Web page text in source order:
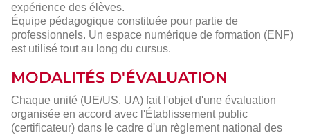
expérience des élèves.
Équipe pédagogique constituée pour partie de
professionnels. Un espace numérique de formation (ENF)
est utilisé tout au long du cursus.
MODALITÉS D'ÉVALUATION
Chaque unité (UE/US, UA) fait l'objet d'une évaluation
organisée en accord avec l'Établissement public
(certificateur) dans le cadre d'un règlement national des